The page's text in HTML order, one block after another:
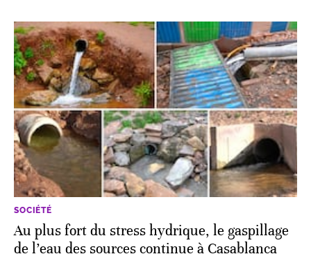
SOCIÉTÉ
Au plus fort du stress hydrique, le gaspillage
de l’eau des sources continue à Casablanca